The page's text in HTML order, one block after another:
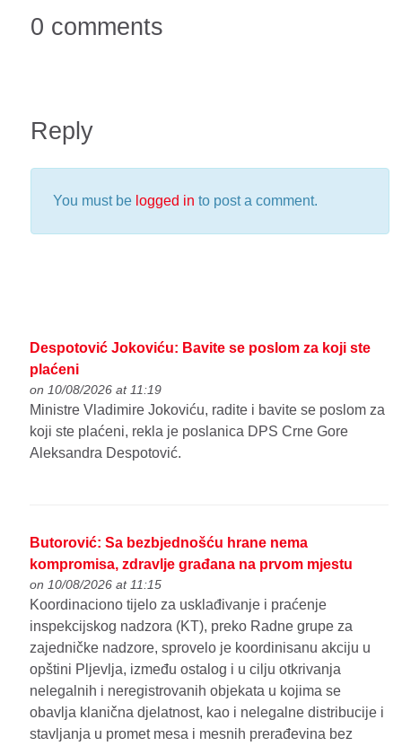
0 comments
Reply
You must be logged in to post a comment.
Despotović Jokoviću: Bavite se poslom za koji ste
plaćeni
on 10/08/2026 at 11:19
Ministre Vladimire Jokoviću, radite i bavite se poslom za
koji ste plaćeni, rekla je poslanica DPS Crne Gore
Aleksandra Despotović.
Butorović: Sa bezbjednošću hrane nema
kompromisa, zdravlje građana na prvom mjestu
on 10/08/2026 at 11:15
Koordinaciono tijelo za usklađivanje i praćenje
inspekcijskog nadzora (KT), preko Radne grupe za
zajedničke nadzore, sprovelo je koordinisanu akciju u
opštini Pljevlja, između ostalog i u cilju otkrivanja
nelegalnih i neregistrovanih objekata u kojima se
obavlja klanična djelatnost, kao i nelegalne distribucije i
stavljanja u promet mesa i mesnih prerađevina bez